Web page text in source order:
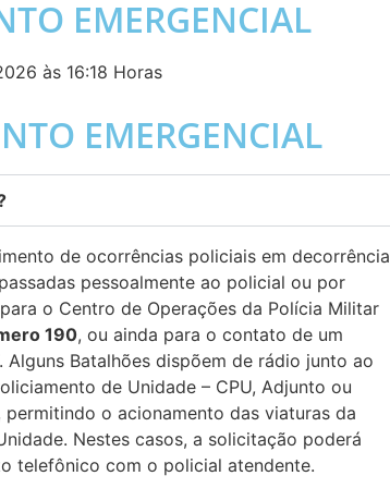
EMERGENCIAL
às 16:18 Horas
EMERGENCIAL
de ocorrências policiais em decorrência
pessoalmente ao policial ou por
o Centro de Operações da Polícia Militar
190, ou ainda para o contato de um
Alguns Batalhões dispõem de rádio junto ao
de Unidade – CPU, Adjunto ou
o acionamento das viaturas da
Nestes casos, a solicitação poderá
telefônico com o policial atendente.